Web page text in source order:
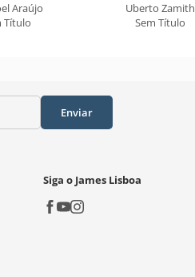
Araújo
Título
Uberto Zamith
Sem Título
Enviar
Siga o James Lisboa